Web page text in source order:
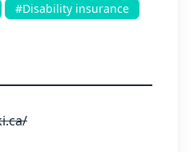
#Disability insurance